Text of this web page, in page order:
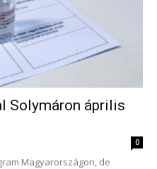
Solymáron április
0
Magyarországon, de